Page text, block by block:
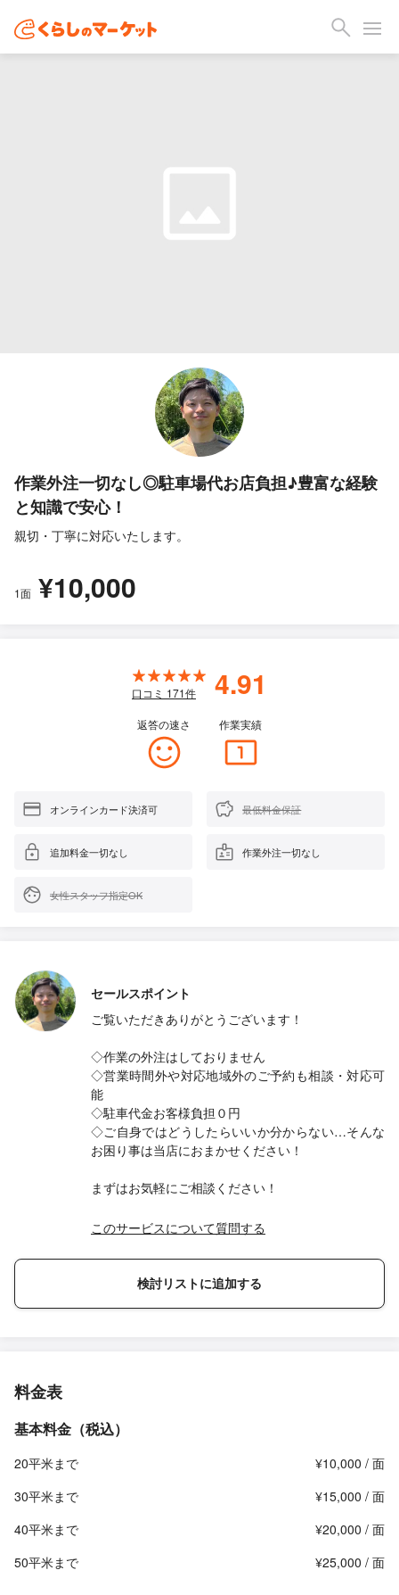
作業外注一切なし◎駐車場代お店負担♪豊富な経験
と知識で安心！
親切・丁寧に対応いたします。
1面 ¥10,000
口コミ 171件 4.91
返答の速さ 作業実績
オンラインカード決済可 最低料金保証
追加料金一切なし 作業外注一切なし
女性スタッフ指定OK
セールスポイント
ご覧いただきありがとうございます！
◇作業の外注はしておりません
◇営業時間外や対応地域外のご予約も相談・対応可
能
◇駐車代金お客様負担０円
◇ご自身ではどうしたらいいか分からない…そんな
お困り事は当店におまかせください！
まずはお気軽にご相談ください！
このサービスについて質問する
検討リストに追加する
料金表
基本料金（税込）
20平米まで
¥10,000 / 面
30平米まで
¥15,000 / 面
40平米まで
¥20,000 / 面
50平米まで
¥25,000 / 面